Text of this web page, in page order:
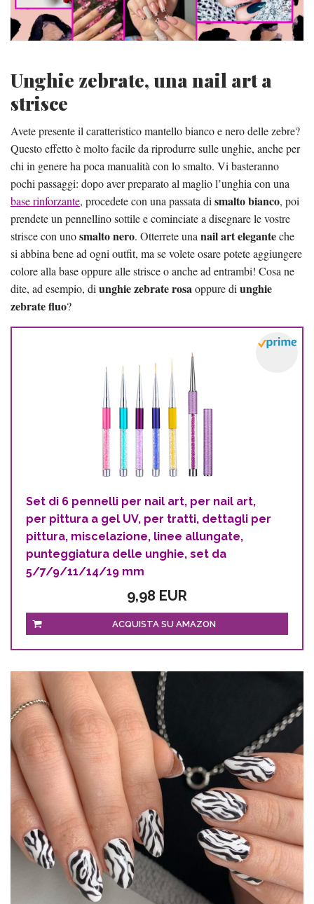
Unghie zebrate, una nail art a
strisce
Avete presente il caratteristico mantello bianco e nero delle zebre?
Questo effetto è molto facile da riprodurre sulle unghie, anche per
chi in genere ha poca manualità con lo smalto. Vi basteranno
pochi passaggi: dopo aver preparato al maglio l’unghia con una
base rinforzante, procedete con una passata di smalto bianco, poi
prendete un pennellino sottile e cominciate a disegnare le vostre
strisce con unosmalto nero. Otterrete una nail art eleganteche
si abbina bene ad ogni outfit, ma se volete osare potete aggiungere
colore alla base oppure alle strisce o anche ad entrambi! Cosa ne
dite, ad esempio, di unghie zebrate rosaoppure di unghie
zebrate fluo?
Set di 6 pennelli per nail art, per nail art,
per pittura a gel UV, per tratti, dettagli per
pittura, miscelazione, linee allungate,
punteggiatura delle unghie, set da
5/7/9/11/14/19 mm
9,98 EUR
ACQUISTA SU AMAZON